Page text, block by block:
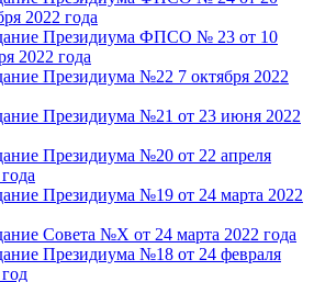
2022 года
Президиума ФПСО № 23 от 10
2022 года
Президиума №22 7 октября 2022
Президиума №21 от 23 июня 2022
Президиума №20 от 22 апреля
Президиума №19 от 24 марта 2022
Совета №X от 24 марта 2022 года
Президиума №18 от 24 февраля